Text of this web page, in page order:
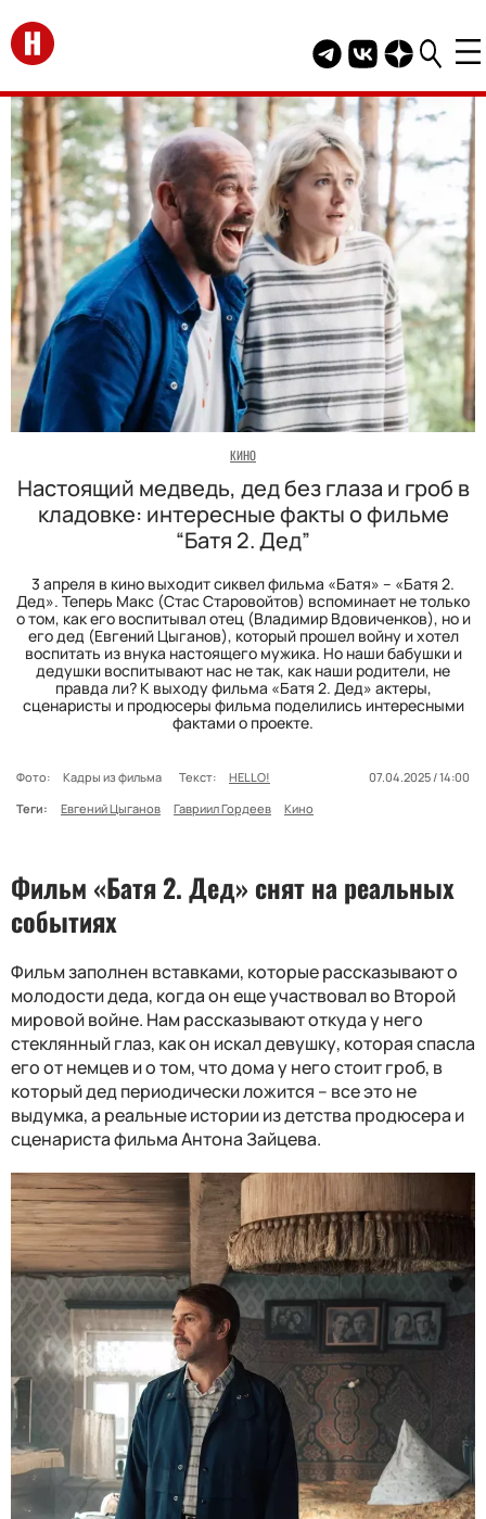
Перейти на главную
Telegram канал
Группа HELLO
Канал
КИНО
Настоящий медведь, дед без глаза и гроб в
кладовке: интересные факты о фильме
“Батя 2. Дед”
3 апреля в кино выходит сиквел фильма «Батя» – «Батя 2.
Дед». Теперь Макс (Стас Старовойтов) вспоминает не только
о том, как его воспитывал отец (Владимир Вдовиченков), но и
его дед (Евгений Цыганов), который прошел войну и хотел
воспитать из внука настоящего мужика. Но наши бабушки и
дедушки воспитывают нас не так, как наши родители, не
правда ли? К выходу фильма «Батя 2. Дед» актеры,
сценаристы и продюсеры фильма поделились интересными
фактами о проекте.
Фото: Кадры из фильма Текст: HELLO!
07.04.2025 / 14:00
Теги:
Евгений Цыганов Гавриил Гордеев Кино
Фильм «Батя 2.Дед» снят на реальных
событиях
Фильм заполнен вставками, которые рассказывают о
молодости деда, когда он еще участвовал во Второй
мировой войне. Нам рассказывают откуда у него
стеклянный глаз, как он искал девушку, которая спасла
его от немцев и о том, что дома у него стоит гроб, в
который дед периодически ложится – все это не
выдумка, а реальные истории из детства продюсера и
сценариста фильма Антона Зайцева.